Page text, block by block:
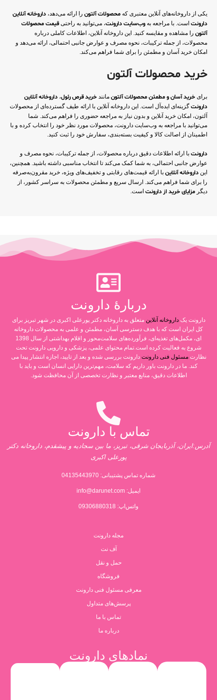
یکی از داروخانه‌های آنلاین معتبری که محصولات آلتون را ارائه می‌دهد، داروخانه آنلاین
دارونت است. با مراجعه به وب‌سایت دارونت، می‌توانید به راحتی قیمت محصولات
آلتون را مشاهده و مقایسه کنید. این داروخانه آنلاین، اطلاعات کاملی درباره
محصولات، از جمله ترکیبات، نحوه مصرف و عوارض جانبی احتمالی، ارائه می‌دهد و
امکان خرید آسان و مطمئن را برای شما فراهم می‌کند.
خرید محصولات آلتون
برای خرید آسان و مطمئن محصولات آلتون مانند خرید قرص رئول، داروخانه آنلاین
دارونت گزینه‌ای ایده‌آل است. این داروخانه آنلاین با ارائه طیف گسترده‌ای از محصولات
آلتون، امکان خرید آنلاین و بدون نیاز به مراجعه حضوری را فراهم می‌کند. شما
می‌توانید با مراجعه به وب‌سایت دارونت، محصولات مورد نظر خود را انتخاب کرده و با
اطمینان از اصالت کالا و کیفیت بسته‌بندی، سفارش خود را ثبت کنید.
دارونت با ارائه اطلاعات دقیق درباره محصولات، از جمله ترکیبات، نحوه مصرف و
عوارض جانبی احتمالی، به شما کمک می‌کند تا انتخاب مناسبی داشته باشید. همچنین،
این داروخانه آنلاین با ارائه قیمت‌های رقابتی و تخفیف‌های ویژه، خرید مقرون‌به‌صرفه
را برای شما فراهم می‌کند. ارسال سریع و مطمئن محصولات به سراسر کشور، از
دیگر مزایای خرید از دارونت است.
دربارۀ دارونت
دارونت یکداروخانه آنلاین متعلق به داروخانه دکتر پورعلی اکبری در شهر تبریز برای
کل ایران است که با هدف دسترسی آسان، مطمئن و علمی به محصولات داروخانه
ای، مکمل‌های تغذیه‌ای، فرآورده‌های سلامت‌محور و اقلام بهداشتی از سال 1398
شروع به فعالیت کرده است.تمام محتوای علمی، پزشکی و دارویی دارونت تحت
نظارتمسئول فنی دارونت دارونت بررسی شده و بعد از تایید، اجازه انتشار پیدا می
کند. ما در دارونت باور داریم که سلامت، مهم‌ترین دارایی انسان است و باید با
اطلاعات دقیق، منابع معتبر و نظارت تخصصی از آن محافظت شود.
تماس با دارونت
آدرس:ایران، آذربایجان شرقی، تبریز، ما بین سجادیه و پیشقدم، داروخانه دکتر
پورعلی اکبری
شماره تماس پشتیبانی: 04135443970
ایمیل: info@darunet.com
واتس‌اپ: 09306880318
مجله دارونت
آف نت
حمل و نقل
فروشگاه
معرفی مسئول فنی دارونت
پرسش‌های متداول
تماس با ما
درباره ما
نمادهای دارونت